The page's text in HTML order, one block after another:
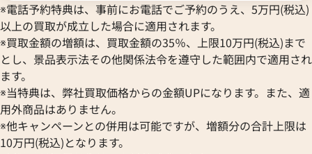
※電話予約特典は、事前にお電話でご予約のうえ、5万円(税込)
以上の買取が成立した場合に適用されます。
※買取金額の増額は、買取金額の35％、上限10万円(税込)まで
とし、景品表示法その他関係法令を遵守した範囲内で適用され
ます。
※当特典は、弊社買取価格からの金額UPになります。また、適
用外商品はありません。
※他キャンペーンとの併用は可能ですが、増額分の合計上限は
10万円(税込)となります。